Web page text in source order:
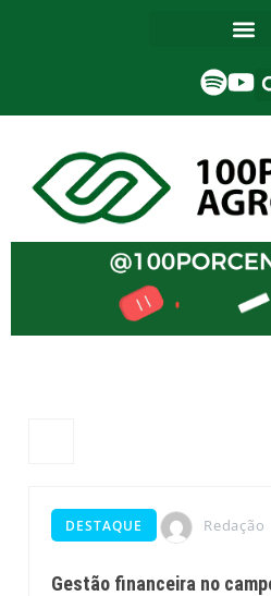
DESTAQUE Redação
Gestão financeira no